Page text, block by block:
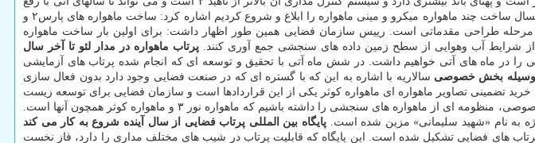
وی با اشاره به این که از شروع امسال ساخت چند ماهواره میکرو و مینی ماهواره را ابلاغ و شروع کردیم اشاره کرد: ساخت ماهواره های پارس۲ و
مجموعه صایران و پژوهشگاه فضایی شروع شده است. فاز ساخت پارس۲ شروع شده و پارس۳ در مرحله طراحی مقدماتی است. رییس سازمان فضایی همین طور اظهار داشت: برای اولین بار ساخت ماهواره
شرایط آب وهوایی از سطح زمین داده های سنجشی جمع آوری کنند. پرتاب ماهواره در مدار لئو تا آخر سال
را در ماه های آتی خواهیم داشت. در شش ماه آتی با تحقیق و توسعه ای که انجام شده پرتاب های آزمایشی
بوسیله بخش خصوصی سالاریه با اشاره به این که با گستره ای که در صنعت فضایی وجود دارد بدون فعال سازی
تضمینی تصاویر ماهواره ای ماهواره کوثر یکی از این قراردادها است و سازمان فضایی برای توسعه زیست
بوم، تضمین خرید تصاویر ماهواره ای را داده است همین طور مناقصاتی درحال طراحی است که بوسیله بخش خصوصی، منظومه ای از ماهواره های سنجشی را داشته باشیم که ماهواره نور ۳ و ماهواره کوثر همچون آنها است.
به نام «شهید سلیمانی» مزین شده است. پایگاه بین المللی پرتاب فضایی از سال آینده شروع به کار می کند
های فضایی تشکیل شده است. این پایگاه که قابلیت پرتاب در شیب های مختلف مداری را دارد، فاز نخست